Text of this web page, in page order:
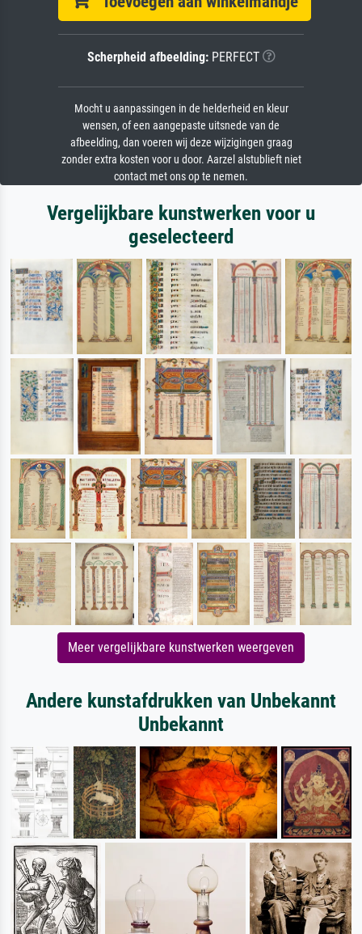
Scherpheid afbeelding:PERFECT
Mocht u aanpassingen in de helderheid en kleur
wensen, of een aangepaste uitsnede van de
afbeelding, dan voeren wij deze wijzigingen graag
zonder extra kosten voor u door. Aarzel alstublieft niet
contact met ons op te nemen.
Vergelijkbare kunstwerken voor u
geselecteerd
Meer vergelijkbare kunstwerken weergeven
Andere kunstafdrukken van Unbekannt
Unbekannt